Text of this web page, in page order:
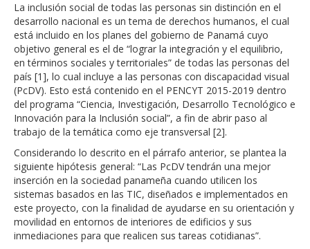
La inclusión social de todas las personas sin distinción en el
desarrollo nacional es un tema de derechos humanos, el cual
está incluido en los planes del gobierno de Panamá cuyo
objetivo general es el de “lograr la integración y el equilibrio,
en términos sociales y territoriales” de todas las personas del
país [1], lo cual incluye a las personas con discapacidad visual
(PcDV). Esto está contenido en el PENCYT 2015-2019 dentro
del programa “Ciencia, Investigación, Desarrollo Tecnológico e
Innovación para la Inclusión social”, a fin de abrir paso al
trabajo de la temática como eje transversal [2].
Considerando lo descrito en el párrafo anterior, se plantea la
siguiente hipótesis general: “Las PcDV tendrán una mejor
inserción en la sociedad panameña cuando utilicen los
sistemas basados en las TIC, diseñados e implementados en
este proyecto, con la finalidad de ayudarse en su orientación y
movilidad en entornos de interiores de edificios y sus
inmediaciones para que realicen sus tareas cotidianas”.